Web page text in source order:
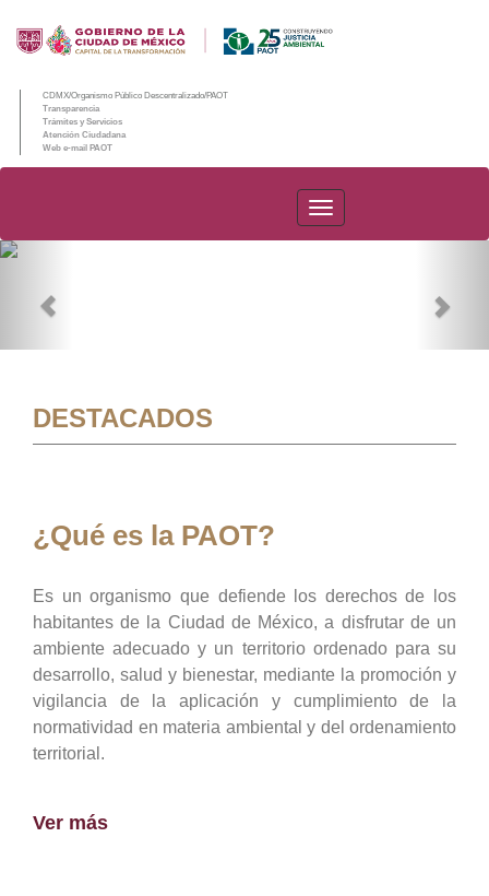
CDMX/Organismo Público Descentralizado/PAOT
Transparencia
Trámites y Servicios
Atención Ciudadana
Web e-mail PAOT
PAOT
DESTACADOS
¿Qué es la PAOT?
Es un organismo que defiende los derechos de los
habitantes de la Ciudad de México, a disfrutar de un
ambiente adecuado y un territorio ordenado para su
desarrollo, salud y bienestar, mediante la promoción y
vigilancia de la aplicación y cumplimiento de la
normatividad en materia ambiental y del ordenamiento
territorial.
Ver más